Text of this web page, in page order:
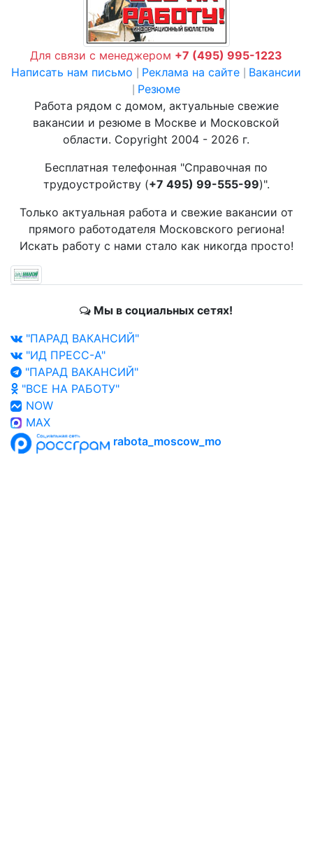
Для связи с менеджером +7 (495) 995-1223
Написать нам письмо
Реклама на сайте Вакансии
Резюме
Работа рядом с домом, актуальные свежие
вакансии и резюме в Москве и Московской
области. Copyright 2004 - 2026 г.
Бесплатная телефонная "Справочная по
трудоустройству (+7 495) 99-555-99)".
Только актуальная работа и свежие вакансии от
прямого работодателя Московского региона!
Искать работу с нами стало как никогда просто!
Мы в социальных сетях!
"ПАРАД ВАКАНСИЙ"
"ИД ПРЕСС-А"
"ПАРАД ВАКАНСИЙ"
"ВСЕ НА РАБОТУ"
NOW
MAX
rabota_moscow_mo